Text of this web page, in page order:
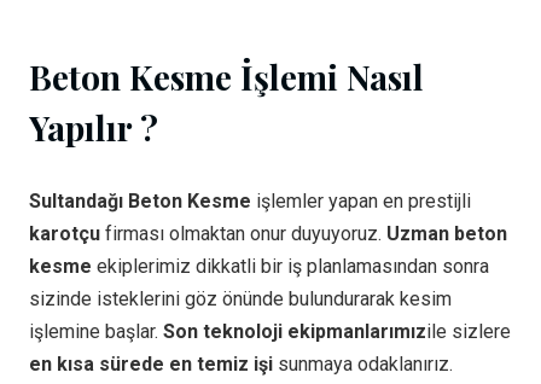
Beton Kesme İşlemi Nasıl
Yapılır ?
Sultandağı Beton Kesme işlemler yapan en prestijli
karotçu firması olmaktan onur duyuyoruz. Uzman beton
kesme ekiplerimiz dikkatli bir iş planlamasından sonra
sizinde isteklerini göz önünde bulundurarak kesim
işlemine başlar. Son teknoloji ekipmanlarımızile sizlere
en kısa sürede en temiz işi sunmaya odaklanırız.